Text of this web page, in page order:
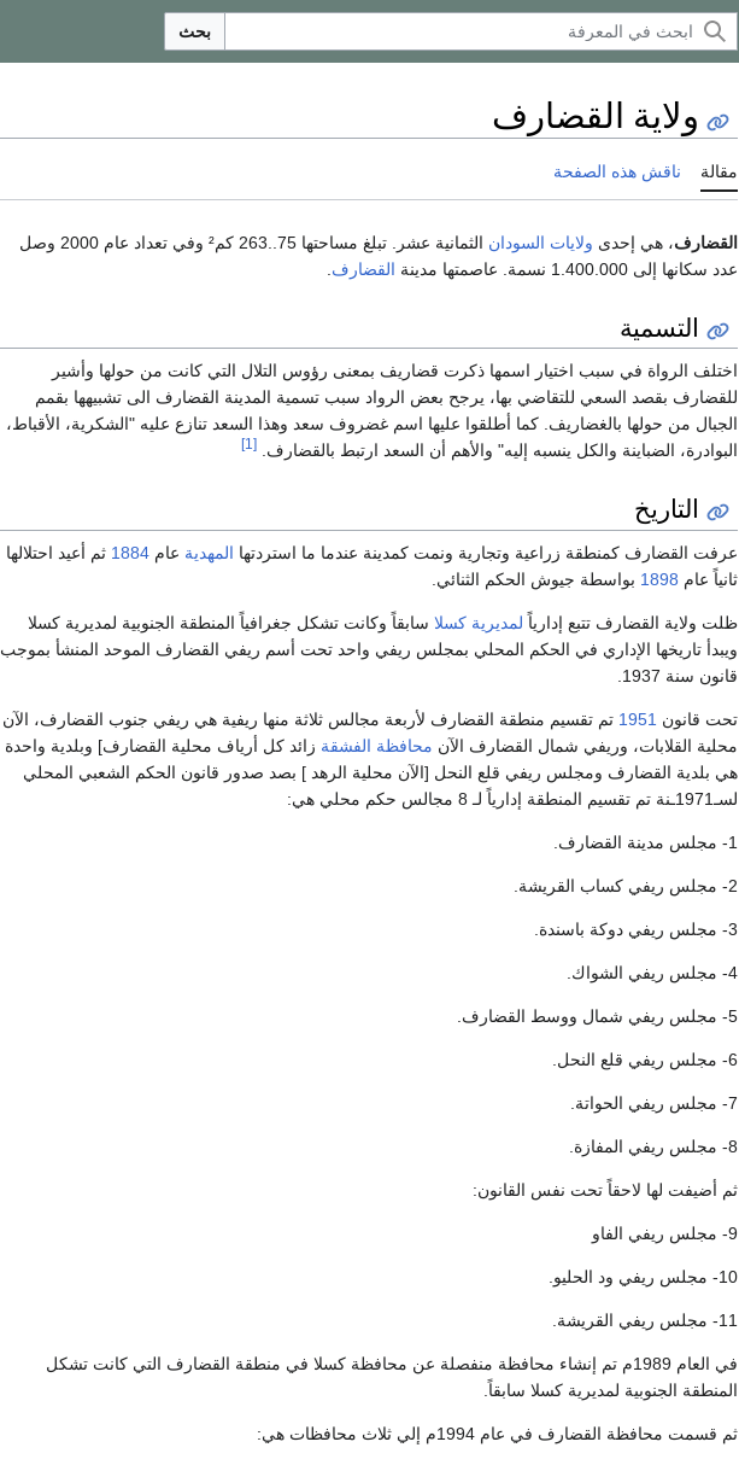
بحث
ولاية القضارف
مقالة ناقش هذه الصفحة
القضارف، هي إحدى ولايات السودان
الثمانية عشر. تبلغ مساحتها 75..263 كم² وفي تعداد عام 2000 وصل
عدد سكانها إلى 1.400.000 نسمة. عاصمتها مدينة
القضارف
التسمية
اختلف الرواة في سبب اختيار اسمها ذكرت قضاريف بمعنى رؤوس التلال التي كانت من حولها وأشير
للقضارف بقصد السعي للتقاضي بها، يرجح بعض الرواد سبب تسمية المدينة القضارف الى تشبيهها بقمم
الجبال من حولها بالغضاريف. كما أطلقوا عليها اسم غضروف سعد وهذا السعد تنازع عليه "الشكرية، الأقباط،
البوادرة، الضباينة والكل ينسبه إليه" والأهم أن السعد ارتبط بالقضارف. [1]
التاريخ
عرفت القضارف كمنطقة زراعية وتجارية ونمت كمدينة عندما ما استردتها المهدية عام 1884 ثم أعيد احتلالها
ثانياً عام 1898 بواسطة جيوش الحكم الثنائي.
ظلت ولاية القضارف تتبع إدارياً لمديرية كسلا سابقاً وكانت تشكل جغرافياً المنطقة الجنوبية لمديرية كسلا
ويبدأ تاريخها الإداري في الحكم المحلي بمجلس ريفي واحد تحت أسم ريفي القضارف الموحد المنشأ بموجب
قانون سنة 1937.
تحت قانون 1951 تم تقسيم منطقة القضارف لأربعة مجالس ثلاثة منها ريفية هي ريفي جنوب القضارف، الآن
محلية القلابات، وريفي شمال القضارف الآن محافظة الفشقة زائد كل أرياف محلية القضارف] وبلدية واحدة
هي بلدية القضارف ومجلس ريفي قلع النحل [الآن محلية الرهد ] بصد صدور قانون الحكم الشعبي المحلي
لسـ1971ـنة تم تقسيم المنطقة إدارياً لـ 8 مجالس حكم محلي هي:
1- مجلس مدينة القضارف.
2- مجلس ريفي كساب القريشة.
3- مجلس ريفي دوكة باسندة.
4- مجلس ريفي الشواك.
5- مجلس ريفي شمال ووسط القضارف.
6- مجلس ريفي قلع النحل.
7- مجلس ريفي الحواتة.
8- مجلس ريفي المفازة.
ثم أضيفت لها لاحقاً تحت نفس القانون:
9- مجلس ريفي الفاو
10- مجلس ريفي ود الحليو.
11- مجلس ريفي القريشة.
في العام 1989م تم إنشاء محافظة منفصلة عن محافظة كسلا في منطقة القضارف التي كانت تشكل
المنطقة الجنوبية لمديرية كسلا سابقاً.
ثم قسمت محافظة القضارف في عام 1994م إلي ثلاث محافظات هي: